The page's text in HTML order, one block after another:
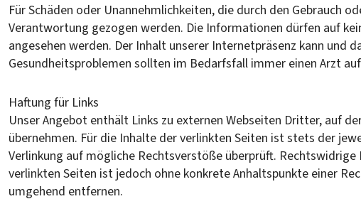
Für Schäden oder Unannehmlichkeiten, die durch den Gebrauch
Verantwortung gezogen werden. Die Informationen dürfen auf
angesehen werden. Der Inhalt unserer Internetpräsenz kann
Gesundheitsproblemen sollten im Bedarfsfall immer einen Arzt
Haftung für Links
Unser Angebot enthält Links zu externen Webseiten Dritter, auf
übernehmen. Für die Inhalte der verlinkten Seiten ist stets der
Verlinkung auf mögliche Rechtsverstöße überprüft.
verlinkten Seiten ist jedoch ohne konkrete Anhaltspunkte einer
umgehend entfernen.